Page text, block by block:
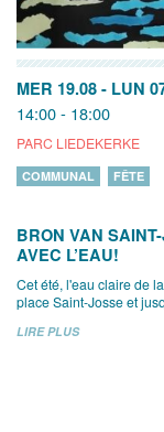
MER 19.08 - LUN
14:00 - 18:00
PARC LIEDEKERKE
COMMUNAL FÊTE
BRON VAN
AVEC L’EAU!
Cet été, l'eau claire de
place Saint-Josse et
LIRE PLUS